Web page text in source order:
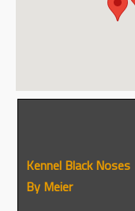
Kennel Black Noses
By Meier